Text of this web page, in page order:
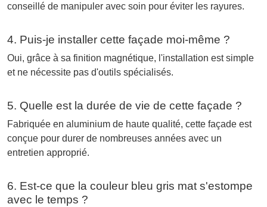
conseillé de manipuler avec soin pour éviter les rayures.
4. Puis-je installer cette façade moi-même ?
Oui, grâce à sa finition magnétique, l'installation est simple
et ne nécessite pas d'outils spécialisés.
5. Quelle est la durée de vie de cette façade ?
Fabriquée en aluminium de haute qualité, cette façade est
conçue pour durer de nombreuses années avec un
entretien approprié.
6. Est-ce que la couleur bleu gris mat s'estompe
avec le temps ?